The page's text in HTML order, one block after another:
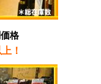
格
！